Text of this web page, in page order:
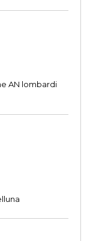
AN lombardi